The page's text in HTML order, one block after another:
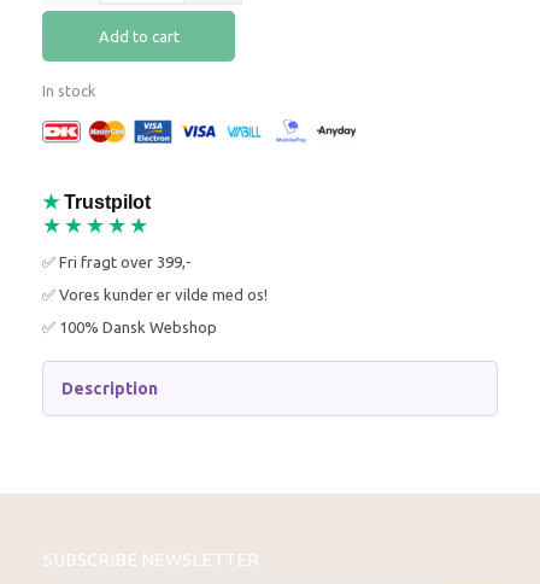
Add to cart
In stock
★ Trustpilot
★★★★★
✅ Fri fragt over 399,-
✅ Vores kunder er vilde med os!
✅ 100% Dansk Webshop
Description
SUBSCRIBE NEWSLETTER